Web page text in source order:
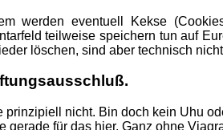
werden eventuell Kekse
teilweise speichern tun auf
löschen, sind aber technisch
prinzipiell nicht. Bin doch kein Uhu
gerade für das hier. Ganz ohne